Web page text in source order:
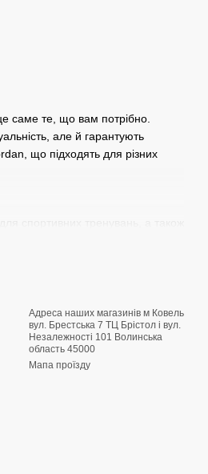
саме те, що вам потрібно.
але й гарантують
що підходять для різних
з відповідним матеріалом для
Jordan, що додають особливий
чому варто вибрати саме нас:
Адреса наших магазинів м Ковель
вул. Брестська 7 ТЦ Брістол і вул.
Hезалежності 101 Волинська
область 45000
Мапа проїзду